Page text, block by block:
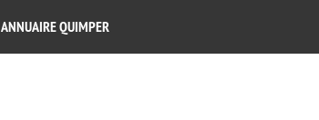
ANNUAIRE QUIMPER